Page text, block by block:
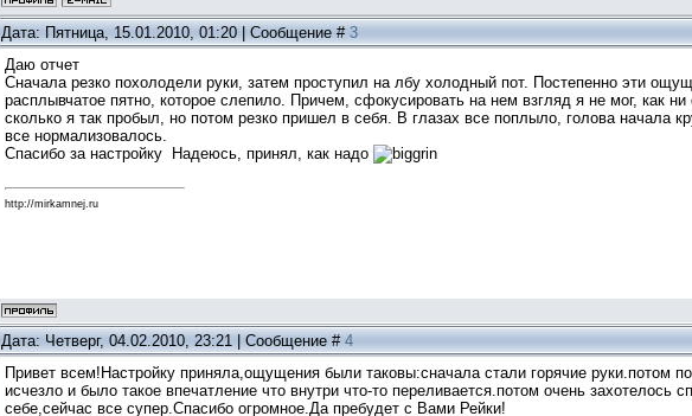
Дата: Пятница, 15.01.2010, 01:20 | Сообщение # 3
Даю отчет
Сначала резко похолодели руки, затем проступил на лбу холодный пот. Постепенно эти
расплывчатое пятно, которое слепило. Причем, сфокусировать на нем взгляд я не мог, как
сколько я так пробыл, но потом резко пришел в себя. В глазах все поплыло, голова начала
все нормализовалось.
Спасибо за настройку
Надеюсь, принял, как надо
http://mirkamnej.ru
Дата: Четверг, 04.02.2010, 23:21 | Сообщение # 4
Привет всем!Настройку приняла,ощущения были таковы:сначала стали горячие руки.потом
исчезло и было такое впечатление что внутри что-то переливается.потом очень
себе,сейчас все супер.Спасибо огромное.Да пребудет с Вами Рейки!